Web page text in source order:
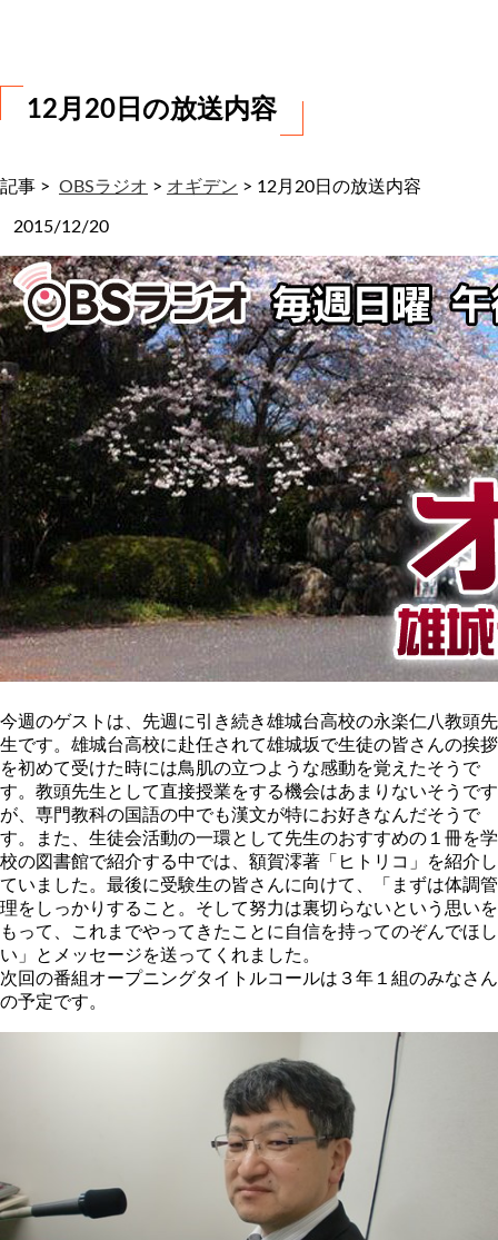
12月20日の放送内容
記事 > OBSラジオ > オギデン > 12月20日の放送内容
2015/12/20
今週のゲストは、先週に引き続き雄城台高校の永楽仁八教頭先
生です。雄城台高校に赴任されて雄城坂で生徒の皆さんの挨拶
を初めて受けた時には鳥肌の立つような感動を覚えたそうで
す。教頭先生として直接授業をする機会はあまりないそうです
が、専門教科の国語の中でも漢文が特にお好きなんだそうで
す。また、生徒会活動の一環として先生のおすすめの１冊を学
校の図書館で紹介する中では、額賀澪著「ヒトリコ」を紹介し
ていました。最後に受験生の皆さんに向けて、「まずは体調管
理をしっかりすること。そして努力は裏切らないという思いを
もって、これまでやってきたことに自信を持ってのぞんでほし
い」とメッセージを送ってくれました。
次回の番組オープニングタイトルコールは３年１組のみなさん
の予定です。